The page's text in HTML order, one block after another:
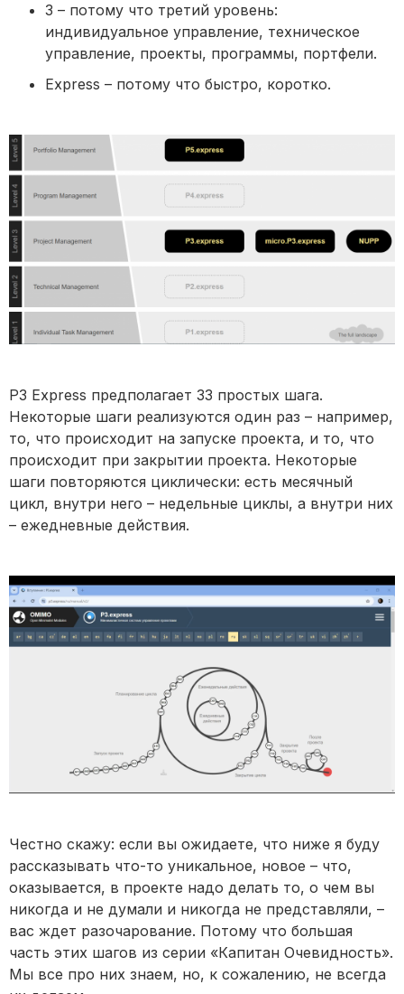
3 – потому что третий уровень:
индивидуальное управление, техническое
управление, проекты, программы, портфели.
Express – потому что быстро, коротко.
P3 Express предполагает 33 простых шага.
Некоторые шаги реализуются один раз – например,
то, что происходит на запуске проекта, и то, что
происходит при закрытии проекта. Некоторые
шаги повторяются циклически: есть месячный
цикл, внутри него – недельные циклы, а внутри них
– ежедневные действия.
Честно скажу: если вы ожидаете, что ниже я буду
рассказывать что-то уникальное, новое – что,
оказывается, в проекте надо делать то, о чем вы
никогда и не думали и никогда не представляли, –
вас ждет разочарование. Потому что большая
часть этих шагов из серии «Капитан Очевидность».
Мы все про них знаем, но, к сожалению, не всегда